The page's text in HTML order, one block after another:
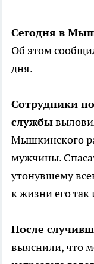
Сегодня в
Об этом
дня.
Сотрудники
службы
Мышкинского
мужчины.
утонувшему
к жизни его так
После
выяснили, что